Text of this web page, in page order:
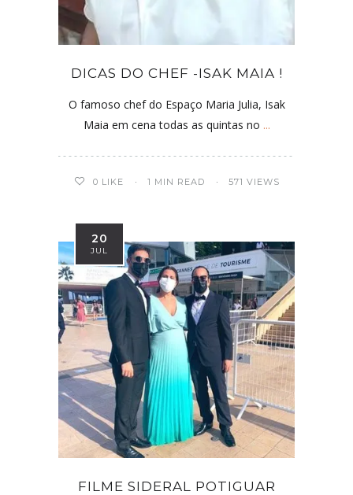
DICAS DO CHEF -ISAK MAIA !
O famoso chef do Espaço Maria Julia, Isak
Maia em cena todas as quintas no ...
0 LIKE 1 MIN READ 571 VIEWS
20
JUL
FILME SIDERAL POTIGUAR